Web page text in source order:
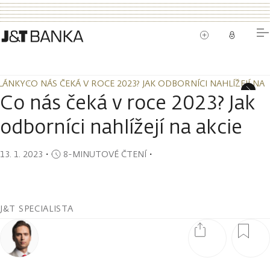
CO NÁS ČEKÁ V ROCE 2023? JAK ODBORNÍCI NAHLÍŽEJÍ NA
CO NÁS ČEKÁ V ROCE 2023? JAK ODBORNÍCI NAHLÍŽEJÍ NA
Co nás čeká v roce 2023? Jak
odborníci nahlížejí na akcie
13. 1. 2023 ・ 8-MINUTOVÉ ČTENÍ・
J&T SPECIALISTA